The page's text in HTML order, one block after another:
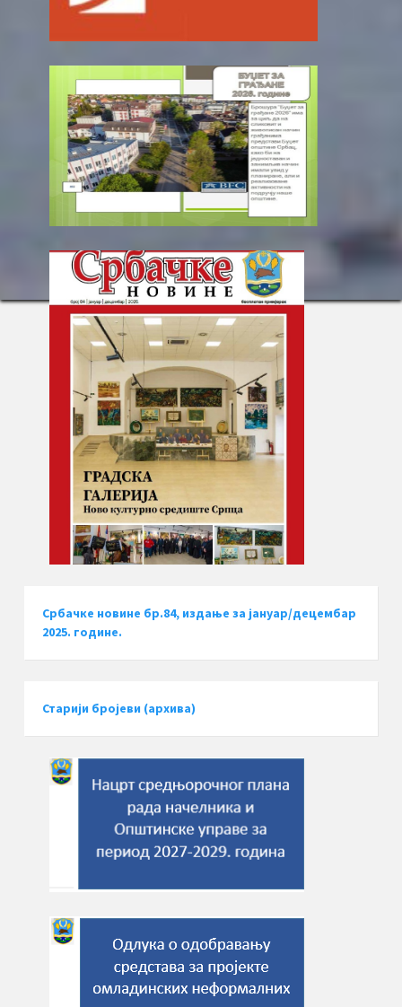
Србачке новине бр.84, издање за јануар/децембар
2025. године.
Старији бројеви (архива)